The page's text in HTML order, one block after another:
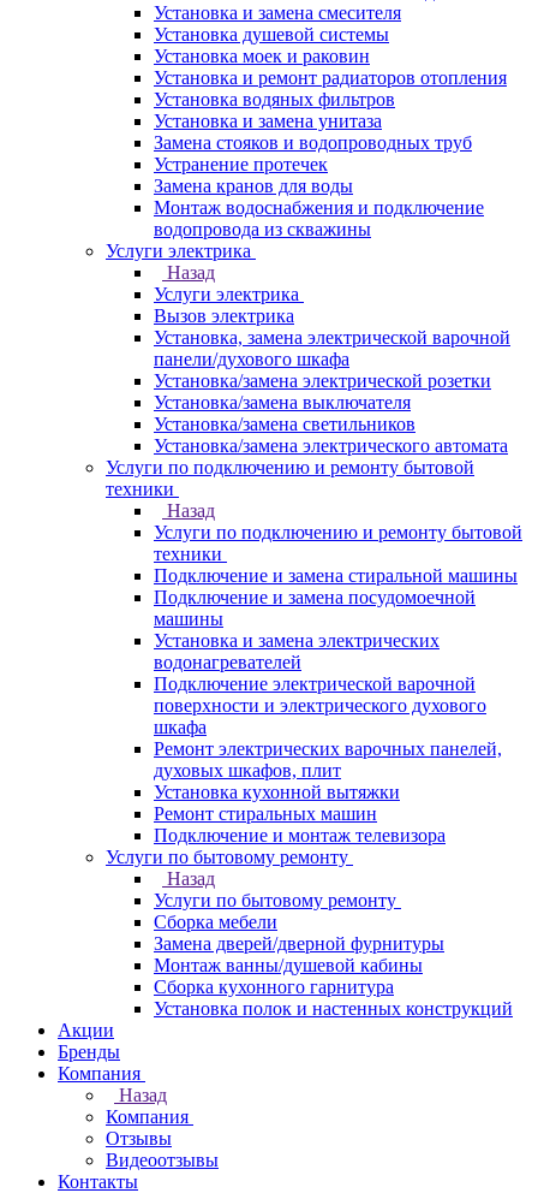
Установка и замена смесителя
Установка душевой системы
Установка моек и раковин
Установка и ремонт радиаторов отопления
Установка водяных фильтров
Установка и замена унитаза
Замена стояков и водопроводных труб
Устранение протечек
Замена кранов для воды
Монтаж водоснабжения и подключение
водопровода из скважины
Услуги электрика
Назад
Услуги электрика
Вызов электрика
Установка, замена электрической варочной
панели/духового шкафа
Установка/замена электрической розетки
Установка/замена выключателя
Установка/замена светильников
Установка/замена электрического автомата
Услуги по подключению и ремонту бытовой
техники
Назад
Услуги по подключению и ремонту бытовой
техники
Подключение и замена стиральной машины
Подключение и замена посудомоечной
машины
Установка и замена электрических
водонагревателей
Подключение электрической варочной
поверхности и электрического духового
шкафа
Ремонт электрических варочных панелей,
духовых шкафов, плит
Установка кухонной вытяжки
Ремонт стиральных машин
Подключение и монтаж телевизора
Услуги по бытовому ремонту
Назад
Услуги по бытовому ремонту
Сборка мебели
Замена дверей/дверной фурнитуры
Монтаж ванны/душевой кабины
Сборка кухонного гарнитура
Установка полок и настенных конструкций
Акции
Бренды
Компания
Назад
Компания
Отзывы
Видеоотзывы
Контакты